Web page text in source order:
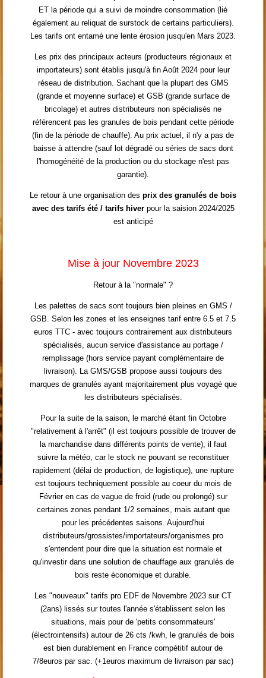
ET la période qui a suivi de moindre consommation (lié
également au reliquat de surstock de certains particuliers).
Les tarifs ont entamé une lente érosion jusqu'en Mars 2023.
Les prix des principaux acteurs (producteurs régionaux et
importateurs) sont établis jusqu'à fin Août 2024 pour leur
réseau de distribution. Sachant que la plupart des GMS
(grande et moyenne surface) et GSB (grande surface de
bricolage) et autres distributeurs non spécialisés ne
référencent pas les granules de bois pendant cette période
(fin de la période de chauffe). Au prix actuel, il n'y a pas de
baisse à attendre (sauf lot dégradé ou séries de sacs dont
l'homogénéité de la production ou du stockage n'est pas
garantie).
Le retour à une organisation des prix des granulés de bois
avec des tarifs été / tarifs hiver pour la saision 2024/2025
est anticipé
Mise à jour Novembre 2023
Retour à la "normale" ?
Les palettes de sacs sont toujours bien pleines en GMS /
GSB. Selon les zones et les enseignes tarif entre 6.5 et 7.5
euros TTC - avec toujours contrairement aux distributeurs
spécialisés, aucun service d'assistance au portage /
remplissage (hors service payant complémentaire de
livraison). La GMS/GSB propose aussi toujours des
marques de granulés ayant majoritairement plus voyagé que
les distributeurs spécialisés.
Pour la suite de la saison, le marché étant fin Octobre
"relativement à l'arrêt" (il est toujours possible de trouver de
la marchandise dans différents points de vente), il faut
suivre la météo, car le stock ne pouvant se reconstituer
rapidement (délai de production, de logistique), une rupture
est toujours techniquement possible au coeur du mois de
Février en cas de vague de froid (rude ou prolongé) sur
certaines zones pendant 1/2 semaines, mais autant que
pour les précédentes saisons. Aujourd'hui
distributeurs/grossistes/importateurs/organismes pro
s'entendent pour dire que la situation est normale et
qu'investir dans une solution de chauffage aux granulés de
bois reste économique et durable.
Les "nouveaux" tarifs pro EDF de Novembre 2023 sur CT
(2ans) lissés sur toutes l'année s'établissent selon les
situations, mais pour de 'petits consommateurs'
(électrointensifs) autour de 26 cts /kwh, le granulés de bois
est bien durablement en France compétitif autour de
7/8euros par sac. (+1euros maximum de livraison par sac)